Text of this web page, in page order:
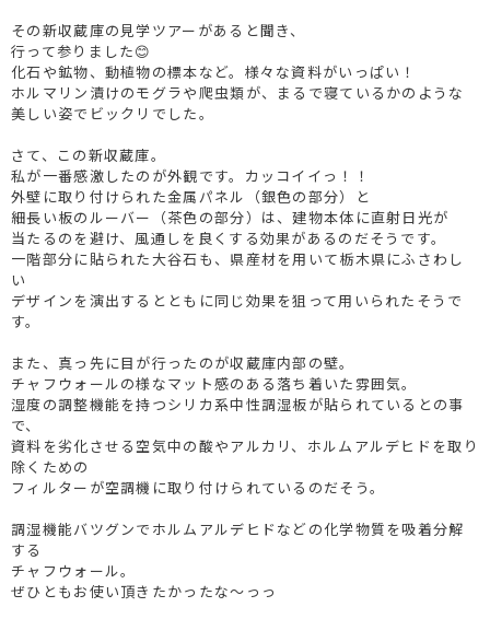
その新収蔵庫の見学ツアーがあると聞き、
行って参りました😊
化石や鉱物、動植物の標本など。様々な資料がいっぱい！
ホルマリン漬けのモグラや爬虫類が、まるで寝ているかのような
美しい姿でビックリでした。
さて、この新収蔵庫。
私が一番感激したのが外観です。カッコイイっ！！
外壁に取り付けられた金属パネル（銀色の部分）と
細長い板のルーバー（茶色の部分）は、建物本体に直射日光が
当たるのを避け、風通しを良くする効果があるのだそうです。
一階部分に貼られた大谷石も、県産材を用いて栃木県にふさわし
い
デザインを演出するとともに同じ効果を狙って用いられたそうで
す。
また、真っ先に目が行ったのが収蔵庫内部の壁。
チャフウォールの様なマット感のある落ち着いた雰囲気。
湿度の調整機能を持つシリカ系中性調湿板が貼られているとの事
で、
資料を劣化させる空気中の酸やアルカリ、ホルムアルデヒドを取り
除くための
フィルターが空調機に取り付けられているのだそう。
調湿機能バツグンでホルムアルデヒドなどの化学物質を吸着分解
する
チャフウォール。
ぜひともお使い頂きたかったな～っっ